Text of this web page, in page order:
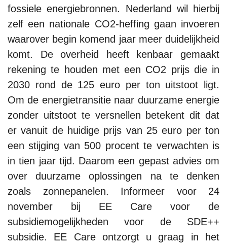
fossiele energiebronnen. Nederland wil hierbij
zelf een nationale CO2-heffing gaan invoeren
waarover begin komend jaar meer duidelijkheid
komt. De overheid heeft kenbaar gemaakt
rekening te houden met een CO2 prijs die in
2030 rond de 125 euro per ton uitstoot ligt.
Om de energietransitie naar duurzame energie
zonder uitstoot te versnellen betekent dit dat
er vanuit de huidige prijs van 25 euro per ton
een stijging van 500 procent te verwachten is
in tien jaar tijd. Daarom een gepast advies om
over duurzame oplossingen na te denken
zoals zonnepanelen. Informeer voor 24
november bij EE Care voor de
subsidiemogelijkheden voor de SDE++
subsidie. EE Care ontzorgt u graag in het